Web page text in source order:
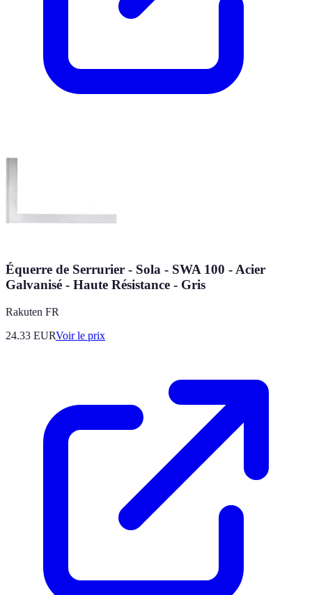
Équerre de Serrurier - Sola - SWA 100 - Acier
Galvanisé - Haute Résistance - Gris
Rakuten FR
24.33 EURVoir le prix